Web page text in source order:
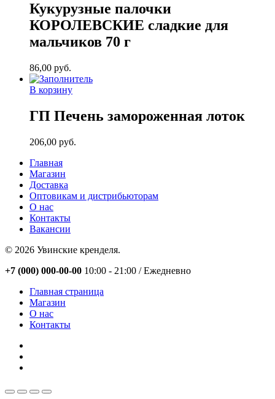
Кукурузные палочки
КОРОЛЕВСКИЕ сладкие для
мальчиков 70 г
86,00 руб.
В корзину
ГП Печень замороженная лоток
206,00 руб.
Главная
Магазин
Доставка
Оптовикам и дистрибьюторам
О нас
Контакты
Вакансии
© 2026 Увинские кренделя.
Close
+7 (000) 000-00-00 10:00 - 21:00 / Eжедневно
Главная страница
Магазин
О нас
Контакты